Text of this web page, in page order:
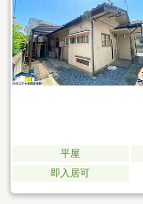
平屋
即入居可